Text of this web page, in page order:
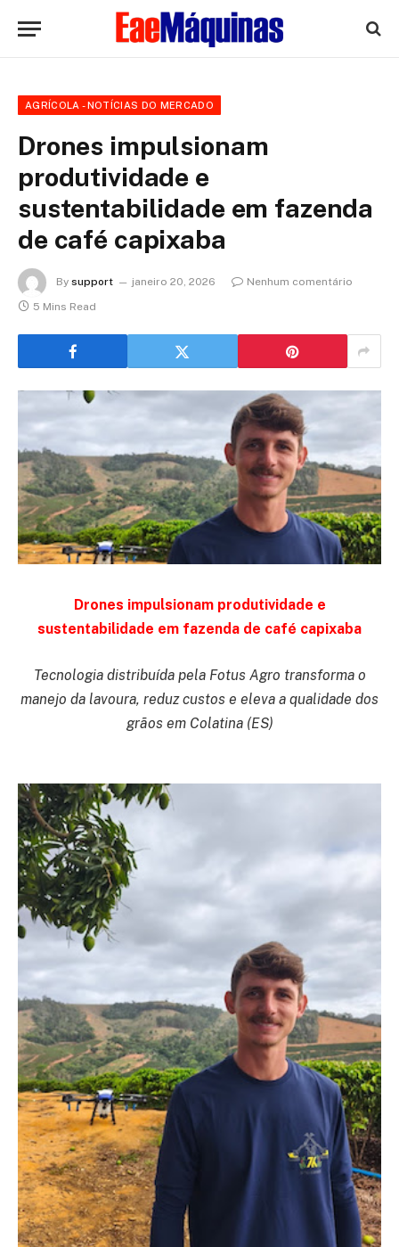
AGRÍCOLA - NOTÍCIAS DO MERCADO
Drones impulsionam
produtividade e
sustentabilidade em fazenda
de café capixaba
By support janeiro 20, 2026
Nenhum comentário
5 Mins Read
Drones impulsionam produtividade e
sustentabilidade em fazenda de café capixaba
Tecnologia distribuída pela Fotus Agro transforma o
manejo da lavoura, reduz custos e eleva a qualidade dos
grãos em Colatina (ES)